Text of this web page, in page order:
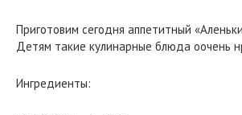
Приготовим сегодня аппетитный
Детям такие кулинарные блюда оочень
Ингредиенты: